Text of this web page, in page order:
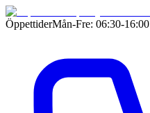
ÖppettiderMån-Fre: 06:30-16:00